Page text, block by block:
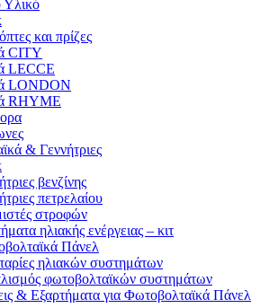
Υλικό
και πρίζες
CITY
LECCE
LONDON
RHYME
& Γεννήτριες
βενζίνης
πετρελαίου
στροφών
ηλιακής ενέργειας – κιτ
Πάνελ
ηλιακών συστημάτων
φωτοβολταϊκών συστημάτων
& Εξαρτήματα για Φωτοβολταϊκά Πάνελ